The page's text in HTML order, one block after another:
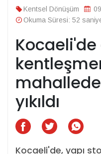
Kentsel Dönüşüm
Okuma Süresi: 52
Kocaeli'de
yıkıldı
Kocaeli'de, yapı